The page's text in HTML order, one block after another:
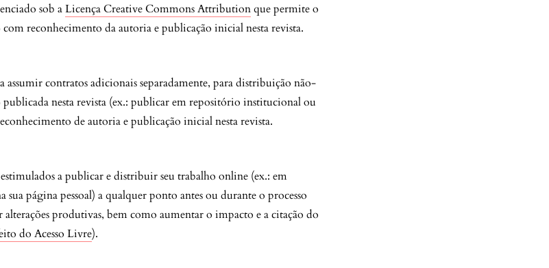
sob aLicença Creative Commons Attributionque permite o
reconhecimento da autoria e publicação inicial nesta revista.
assumir contratos adicionais separadamente, para distribuição não-
publicada nesta revista (ex.: publicar em repositório institucional ou
de autoria e publicação inicial nesta revista.
a publicar e distribuir seu trabalho online (ex.: em
página pessoal) a qualquer ponto antes ou durante o processo
produtivas, bem como aumentar o impacto e a citação do
do Acesso Livre).